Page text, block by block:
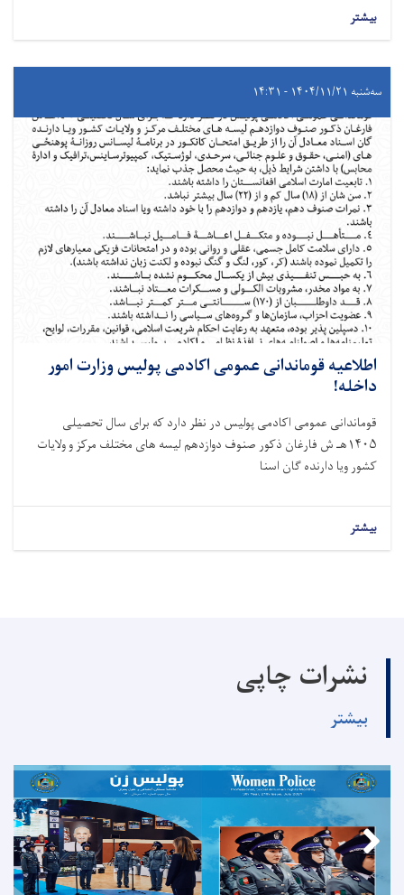
بیشتر
سه‌شنبه ۱۴۰۴/۱۱/۲۱ - ۱۴:۳۱
اطلاعیه قوماندانی عمومی اکادمی پولیس وزارت امور
داخله!
قوماندانی عمومی اکادمی پولیس در نظر دارد که برای سال تحصیلی
۱۴۰۵هـ ش فارغان ذکور صنوف دوازدهم لیسه های مختلف مرکز و ولایات
کشور ویا دارنده گان اسنا
بیشتر
نشرات چاپی
بیشتر